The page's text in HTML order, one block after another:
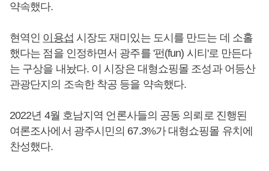
약속했다.
현역인 이용섭 시장도 재미있는 도시를 만드는 데 소홀
했다는 점을 인정하면서 광주를 '펀(fun) 시티'로 만든다
는 구상을 내놨다. 이 시장은 대형쇼핑몰 조성과 어등산
관광단지의 조속한 착공 등을 약속했다.
2022년 4월 호남지역 언론사들의 공동 의뢰로 진행된
여론조사에서 광주시민의 67.3%가 대형쇼핑몰 유치에
찬성했다.